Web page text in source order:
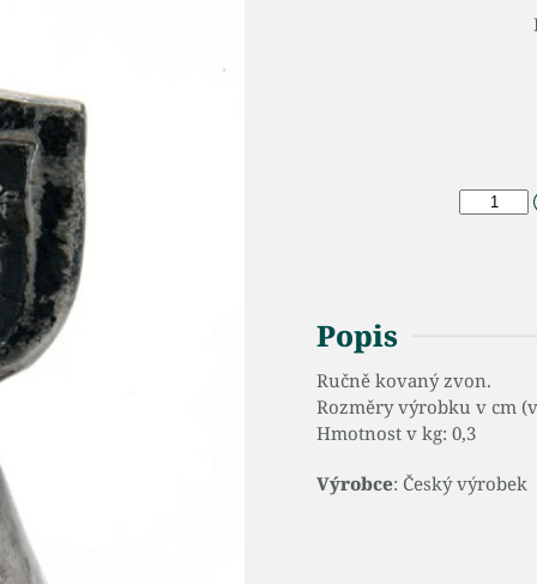
Popis
Ručně kovaný zvon.
Rozměry výrobku v cm
Hmotnost v kg: 0,3
Výrobce: Český výrobek